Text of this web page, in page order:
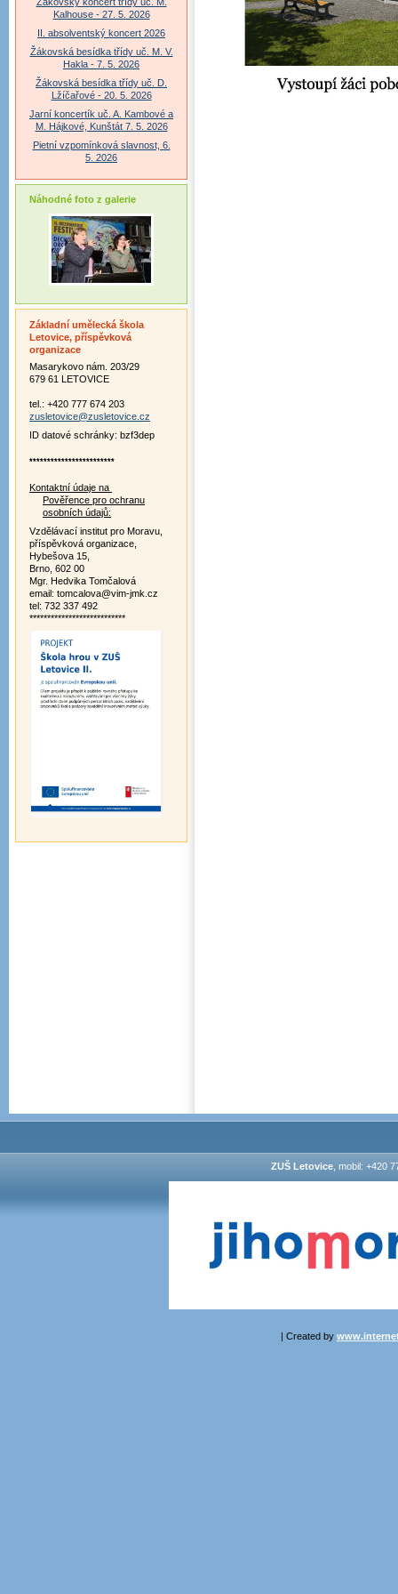
Kalhouse - 27. 5. 2026
II. absolventský koncert 2026
Žákovská besídka třídy uč. M. V.
Hakla - 7. 5. 2026
Žákovská besídka třídy uč. D.
Lžíčařové - 20. 5. 2026
Jarní koncertík uč. A. Kambové a
M. Hájkové, Kunštát 7. 5. 2026
Pietní vzpomínková slavnost, 6.
5. 2026
Náhodné foto z galerie
Základní umělecká škola
Letovice, příspěvková
organizace
Masarykovo nám. 203/29
679 61 LETOVICE
tel.: +420 777 674 203
zusletovice@zusletovice.cz
ID datové schránky: bzf3dep
************************
Kontaktní údaje na
Pověřence pro ochranu
osobních údajů:
Vzdělávací institut pro Moravu,
příspěvková organizace,
Hybešova 15,
Brno, 602 00
Mgr. Hedvika Tomčalová
email: tomcalova@vim-jmk.cz
tel: 732 337 492
***************************
ZUŠ Letovice, mobil: +420
| Created by